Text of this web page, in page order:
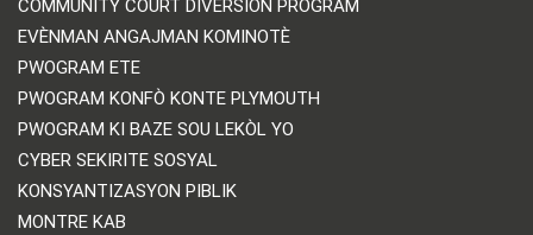
COMMUNITY COURT DIVERSION PROGRAM
EVÈNMAN ANGAJMAN KOMINOTÈ
PWOGRAM ETE
PWOGRAM KONFÒ KONTE PLYMOUTH
PWOGRAM KI BAZE SOU LEKÒL YO
CYBER SEKIRITE SOSYAL
KONSYANTIZASYON PIBLIK
MONTRE KAB